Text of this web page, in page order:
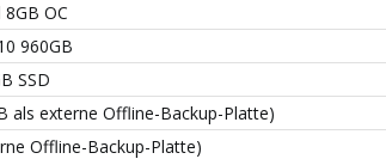
OC
960GB
SSD
als externe Offline-Backup-Platte)
Offline-Backup-Platte)